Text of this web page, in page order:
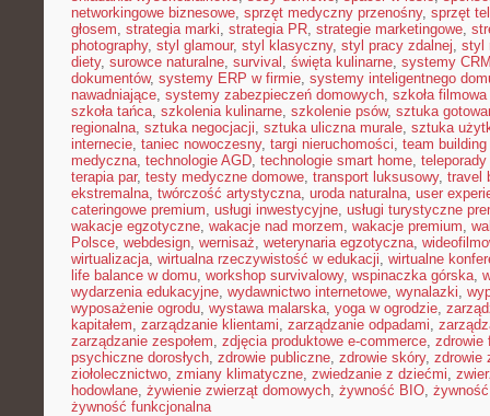
networkingowe biznesowe, sprzęt medyczny przenośny, sprzęt
głosem, strategia marki, strategia PR, strategie marketingowe,
photography, styl glamour, styl klasyczny, styl pracy zdalnej, styl
diety, surowce naturalne, survival , święta kulinarne, systemy
dokumentów, systemy ERP w firmie, systemy inteligentnego
nawadniające, systemy zabezpieczeń domowych, szkoła
szkoła tańca, szkolenia kulinarne, szkolenie psów, sztuka
regionalna, sztuka negocjacji, sztuka uliczna murale, sztuka
internecie, taniec nowoczesny, targi nieruchomości, team
medyczna, technologie AGD, technologie smart home,
terapia par, testy medyczne domowe, transport luksusowy, travel
ekstremalna, twórczość artystyczna, uroda naturalna, user
cateringowe premium, usługi inwestycyjne, usługi turystyczne
wakacje egzotyczne, wakacje nad morzem, wakacje premium,
Polsce, webdesign, wernisaż, weterynaria egzotyczna,
wirtualizacja, wirtualna rzeczywistość w edukacji, wirtualne
life balance w domu, workshop survivalowy, wspinaczka górska,
wydarzenia edukacyjne, wydawnictwo internetowe, wynalazki,
wyposażenie ogrodu, wystawa malarska, yoga w ogrodzie,
kapitałem, zarządzanie klientami, zarządzanie odpadami,
zarządzanie zespołem, zdjęcia produktowe e-commerce, zdrowie
psychiczne dorosłych, zdrowie publiczne, zdrowie skóry, zdrowie
ziołolecznictwo, zmiany klimatyczne, zwiedzanie z dziećmi,
hodowlane, żywienie zwierząt domowych, żywność BIO,
żywność funkcjonalna